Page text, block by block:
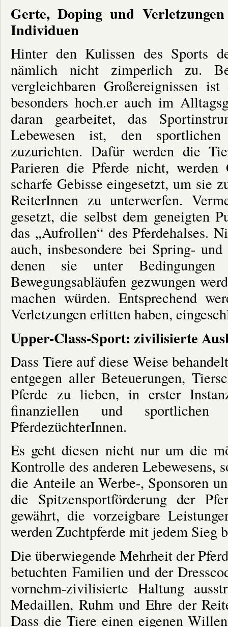
Gerte, Doping und
Individuen
Hinter den Kulissen des Sports
nämlich nicht zimperlich zu.
vergleichbaren Großereignissen
besonders hoch.er auch im
daran gearbeitet, das
Lebewesen ist, den sportlichen
zuzurichten. Dafür werden die
Parieren die Pferde nicht, werden
scharfe Gebisse eingesetzt, um sie
ReiterInnen zu unterwerfen.
gesetzt, die selbst dem geneigten
das „Aufrollen“ des Pferdehalses.
auch, insbesondere bei Spring-
denen sie unter Bedingungen
Bewegungsabläufen gezwungen
machen würden. Entsprechend
Verletzungen erlitten haben,
Upper-Class-Sport: zivilisierte
Dass Tiere auf diese Weise
entgegen aller Beteuerungen,
Pferde zu lieben, in erster
finanziellen und
PferdezüchterInnen.
Es geht diesen nicht nur um die
Kontrolle des anderen Lebewesens,
die Anteile an Werbe-, Sponsoren
die Spitzensportförderung der
gewährt, die vorzeigbare
werden Zuchtpferde mit jedem Sieg
Die überwiegende Mehrheit der
betuchten Familien und der
vornehm-zivilisierte Haltung
Medaillen, Ruhm und Ehre der
Dass die Tiere einen eigenen